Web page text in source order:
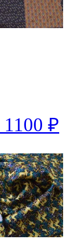
1100 ₽